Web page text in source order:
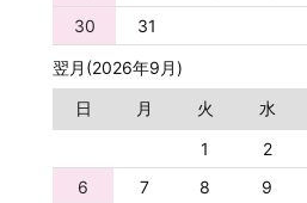
30
31
翌月(2026年9月)
日
月 火 水
1
2
6
7 8 9